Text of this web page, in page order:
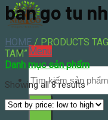
Menu
ban go tu
HOME / PRODUCTS
TAM”
Danh mục sản phẩm
Showing all 8 results